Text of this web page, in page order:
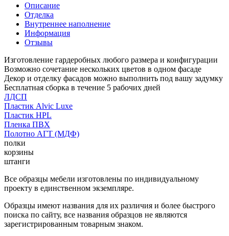
Описание
Отделка
Внутреннее наполнение
Информация
Отзывы
Изготовление гардеробных любого размера и конфигурации
Возможно сочетание нескольких цветов в одном фасаде
Декор и отделку фасадов можно выполнить под вашу задумку
Бесплатная сборка в течение 5 рабочих дней
ЛДСП
Пластик Alvic Luxe
Пластик HPL
Пленка ПВХ
Полотно АГТ (МДФ)
полки
корзины
штанги
Все образцы мебели изготовлены по индивидуальному
проекту в единственном экземпляре.
Образцы имеют названия для их различия и более быстрого
поиска по сайту, все названия образцов не являются
зарегистрированным товарным знаком.